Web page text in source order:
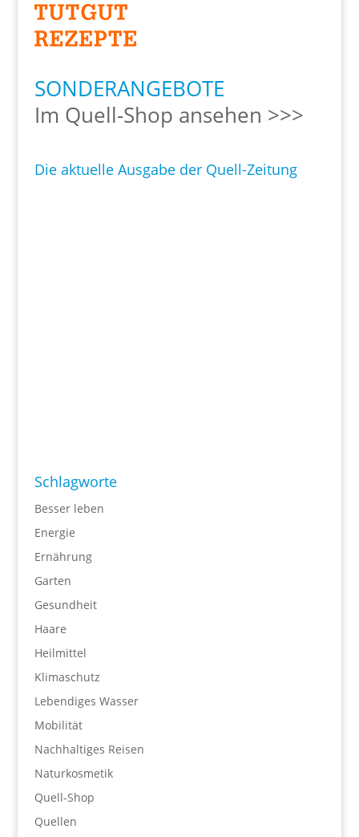
SONDERANGEBOTE
Im Quell-Shop ansehen >>>
Die aktuelle Ausgabe der Quell-Zeitung
Schlagworte
Besser leben
Energie
Ernährung
Garten
Gesundheit
Haare
Heilmittel
Klimaschutz
Lebendiges Wasser
Mobilität
Nachhaltiges Reisen
Naturkosmetik
Quell-Shop
Quellen